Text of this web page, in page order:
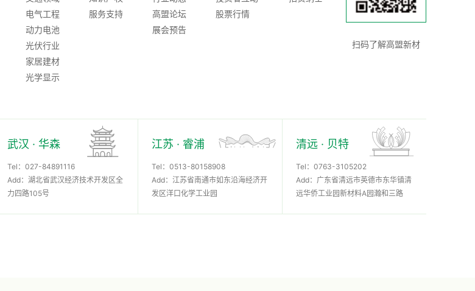
电气工程
动力电池
光伏行业
家居建材
光学显示
服务支持
高盟论坛
展会预告
股票行情
扫码了解高盟新材
武汉 · 华森
Tel： 027-84891116
Add：湖北省武汉经济技术开发区全
力四路105号
江苏 · 睿浦
Tel： 0513-80158908
Add：江苏省南通市如东沿海经济开
发区洋口化学工业园
清远 · 贝特
Tel： 0763-3105202
Add：广东省清远市英德市东华镇清
远华侨工业园新材料A园瀚和三路